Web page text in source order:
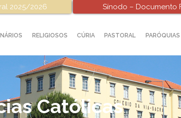
2025/2026 Sínodo – Documento
RELIGIOSOS CÚRIA PASTORAL PARÓQUIAS
Católicas